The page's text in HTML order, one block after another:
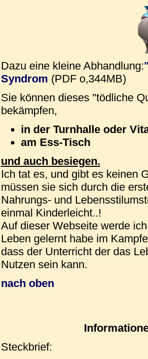
Dazu eine kleine Abhandlung:
Syndrom (PDF o,344MB)
Sie können dieses "tödliche
bekämpfen,
in der Turnhalle oder
am Ess-Tisch
und auch besiegen.
Ich tat es, und gibt es keinen
müssen sie sich durch die
Nahrungs- und
einmal Kinderleicht..!
Auf dieser Webseite werde
Leben gelernt habe im
dass der Unterricht der das
Nutzen sein kann.
nach oben
Steckbrief: